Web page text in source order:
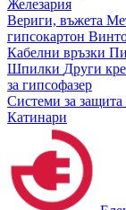
Железария
Вериги, въжета
гипсокартон
Кабелни връзки
Шпилки Други
за гипсофазер
Системи за защита
Катинари